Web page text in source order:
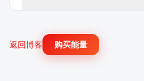
返回博客 购买能量